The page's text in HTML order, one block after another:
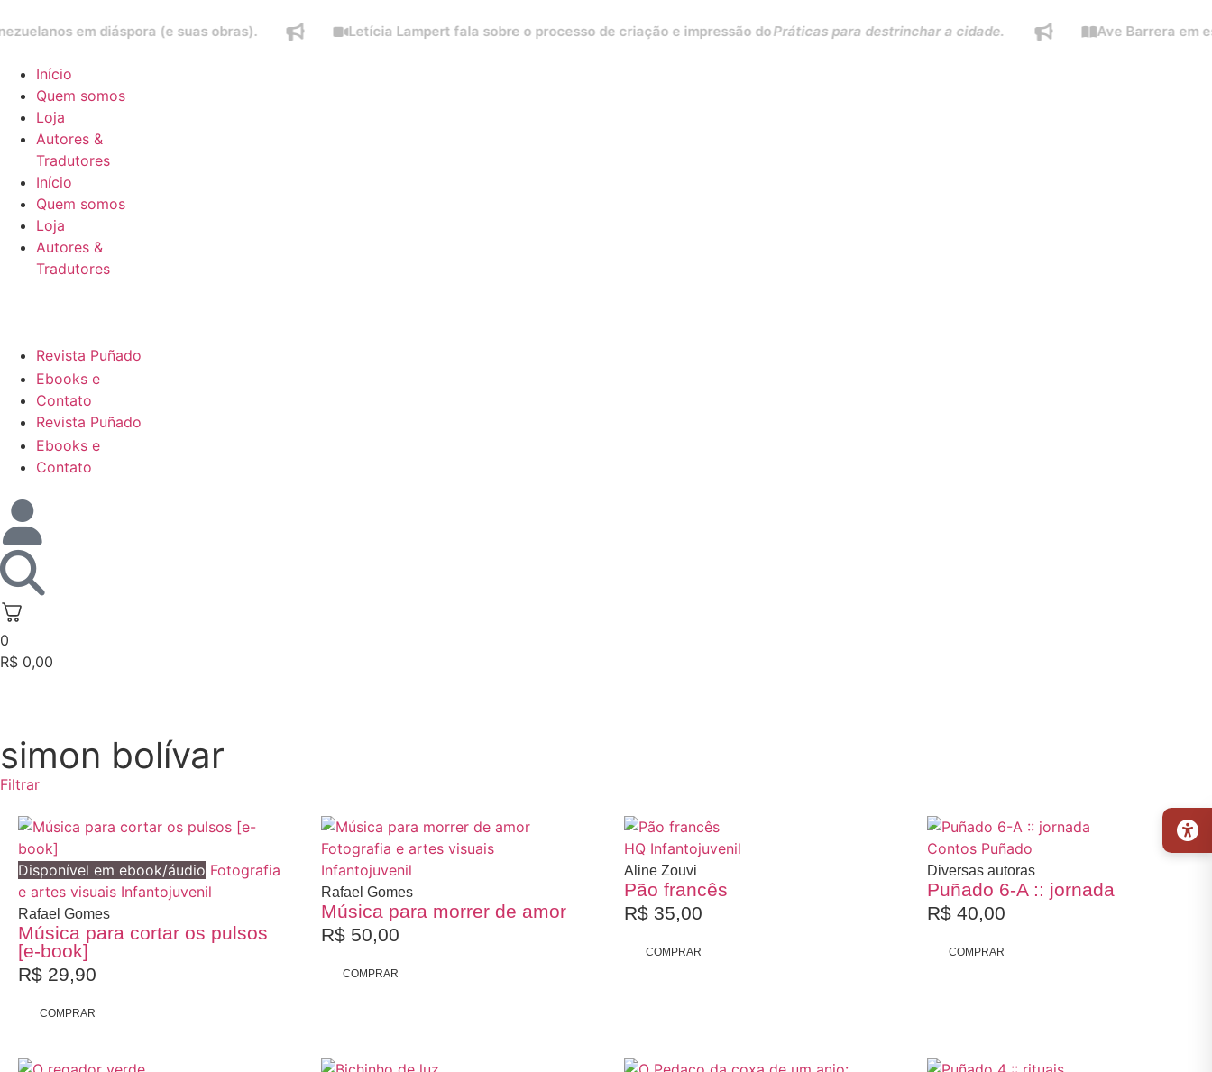
em diáspora (e suas obras). Letícia Lampert fala sobre o processo de criação e impressão doPráticas para destrinchar a cidade. Ave Barrera em
Início
Quem somos
Loja
Autores &
Tradutores
Início
Quem somos
Loja
Autores &
Tradutores
Revista Puñado
Ebooks e
Contato
Revista Puñado
Ebooks e
Contato
0
R$ 0,00
simon bolívar
Filtrar
Promoção
Disponível em ebook/áudio Fotografia
e artes visuais Infantojuvenil
Rafael Gomes
Música para cortar os pulsos
[e-book]
R$ 29,90
COMPRAR
Fotografia e artes visuais
Infantojuvenil
Rafael Gomes
Música para morrer de amor
R$ 50,00
COMPRAR
HQ Infantojuvenil
Aline Zouvi
Pão francês
R$ 35,00
COMPRAR
Contos Puñado
Diversas autoras
Puñado 6-A :: jornada
R$ 40,00
COMPRAR